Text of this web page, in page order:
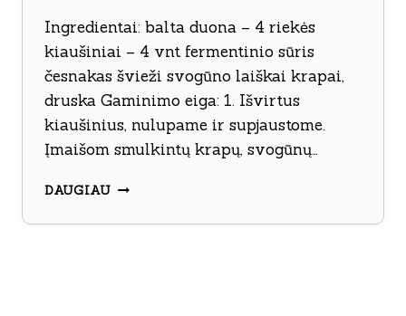
Ingredientai: balta duona – 4 riekės
kiaušiniai – 4 vnt fermentinio sūris
česnakas švieži svogūno laiškai krapai,
druska Gaminimo eiga: 1. Išvirtus
kiaušinius, nulupame ir supjaustome.
Įmaišom smulkintų krapų, svogūnų…
DAUGIAUKARŠTI
SU